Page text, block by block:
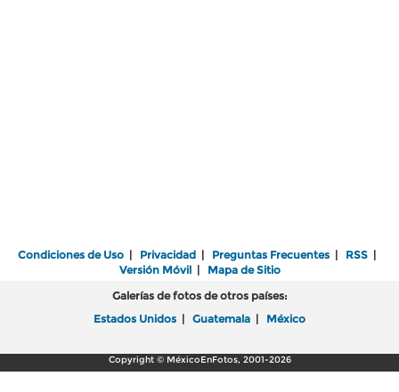
Condiciones de Uso | Privacidad | Preguntas Frecuentes | RSS |
Versión Móvil| Mapa de Sitio
Galerías de fotos de otros países:
Estados Unidos | Guatemala | México
Copyright © MéxicoEnFotos, 2001-2026